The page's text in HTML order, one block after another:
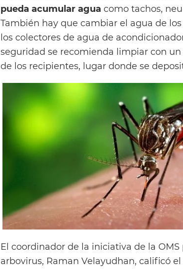
pueda acumular agua como tachos,
También hay que cambiar el agua de
los colectores de agua de
seguridad se recomienda limpiar con
de los recipientes, lugar donde se
El coordinador de la iniciativa de la
arbovirus, Raman Velayudhan, calificó